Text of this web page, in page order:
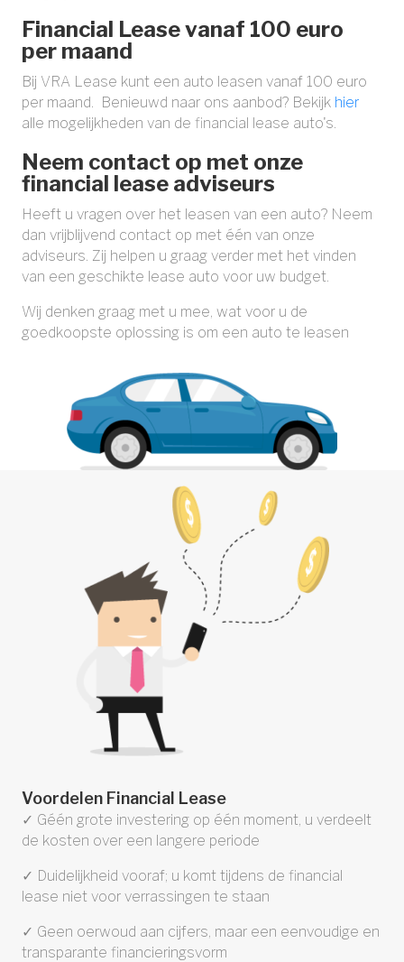
Financial Lease vanaf 100 euro
per maand
Bij VRA Lease kunt een auto leasen vanaf 100 euro
per maand. Benieuwd naar ons aanbod? Bekijk hier
alle mogelijkheden van de financial lease auto's.
Neem contact op met onze
financial lease adviseurs
Heeft u vragen over het leasen van een auto? Neem
dan vrijblijvend contact op met één van onze
adviseurs. Zij helpen u graag verder met het vinden
van een geschikte lease auto voor uw budget.
Wij denken graag met u mee, wat voor u de
goedkoopste oplossing is om een auto te leasen
Voordelen Financial Lease
✓ Géén grote investering op één moment, u verdeelt
de kosten over een langere periode
✓ Duidelijkheid vooraf; u komt tijdens de financial
lease niet voor verrassingen te staan
✓ Geen oerwoud aan cijfers, maar een eenvoudige en
transparante financieringsvorm